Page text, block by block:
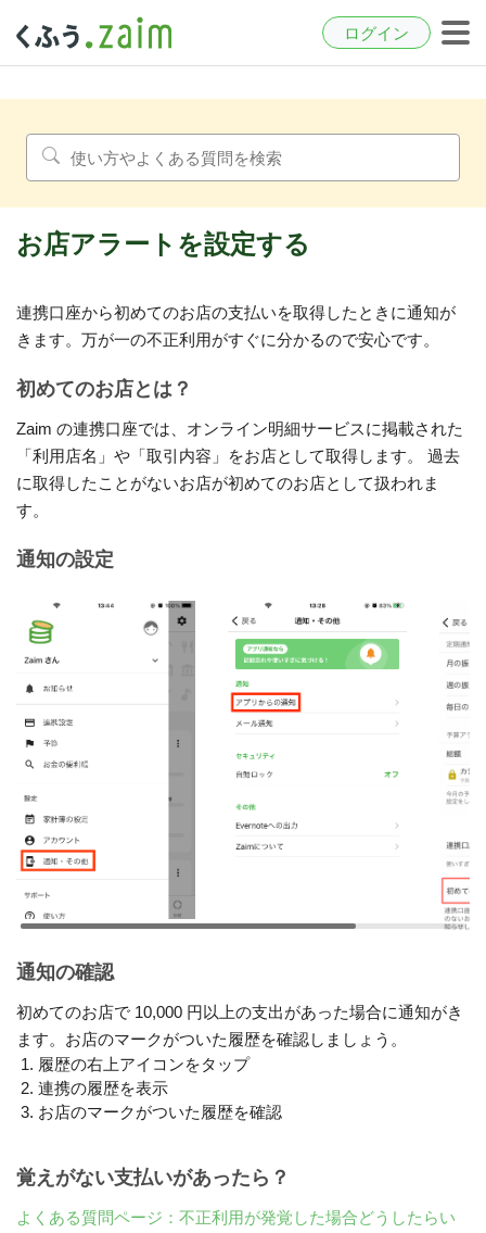
ログイン
お店アラートを設定する
連携口座から初めてのお店の支払いを取得したときに通知が
きます。万が一の不正利用がすぐに分かるので安心です。
初めてのお店とは？
Zaim の連携口座では、オンライン明細サービスに掲載された
「利用店名」や「取引内容」をお店として取得します。 過去
に取得したことがないお店が初めてのお店として扱われま
す。
通知の設定
通知の確認
初めてのお店で 10,000 円以上の支出があった場合に通知がき
ます。お店のマークがついた履歴を確認しましょう。
履歴の右上アイコンをタップ
連携の履歴を表示
お店のマークがついた履歴を確認
覚えがない支払いがあったら？
よくある質問ページ：不正利用が発覚した場合どうしたらい